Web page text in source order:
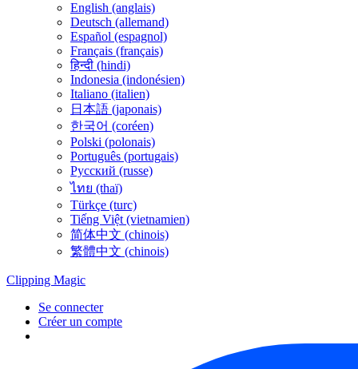
English (anglais)
Deutsch (allemand)
Español (espagnol)
Français (français)
हिन्दी (hindi)
Indonesia (indonésien)
Italiano (italien)
日本語 (japonais)
한국어 (coréen)
Polski (polonais)
Português (portugais)
Русский (russe)
ไทย (thaï)
Türkçe (turc)
Tiếng Việt (vietnamien)
简体中文 (chinois)
繁體中文 (chinois)
Clipping Magic
Se connecter
Créer un compte